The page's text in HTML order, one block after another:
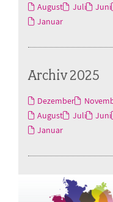
August Juli Juni
Januar
Archiv 2025
Dezember
August
Juli Juni
Januar